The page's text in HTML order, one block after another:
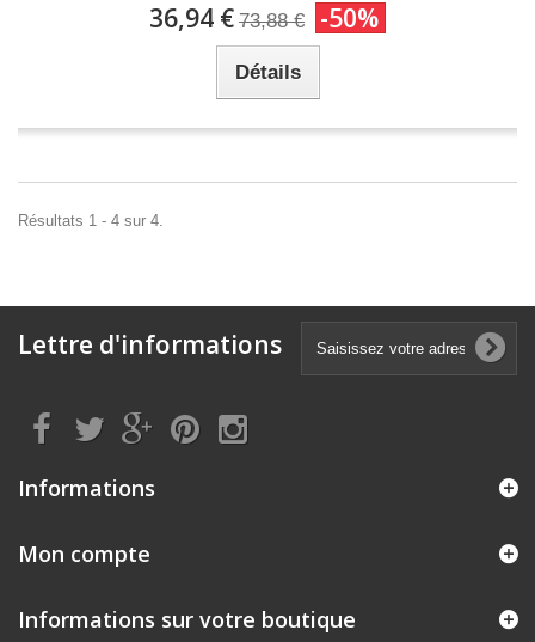
36,94 € 73,88 € -50%
Détails
Résultats 1 - 4 sur 4.
Lettre d'informations
Informations
Mon compte
Informations sur votre boutique